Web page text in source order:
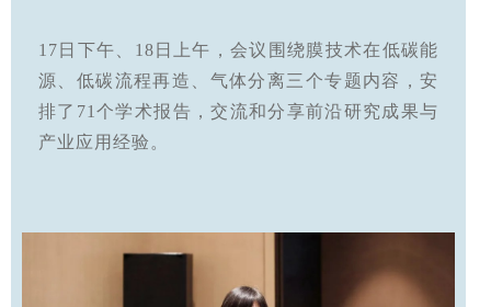
17日下午、18日上午，会议围绕膜技术在低碳能
源、低碳流程再造、气体分离三个专题内容，安
排了71个学术报告，交流和分享前沿研究成果与
产业应用经验。